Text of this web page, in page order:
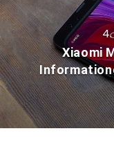
Xiaomi